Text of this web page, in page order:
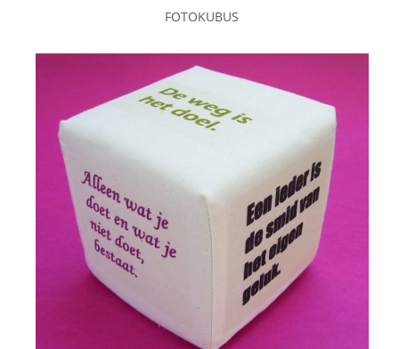
FOTOKUBUS